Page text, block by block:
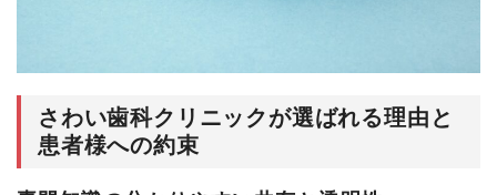
さわい歯科クリニックが選ばれる理由と
患者様への約束